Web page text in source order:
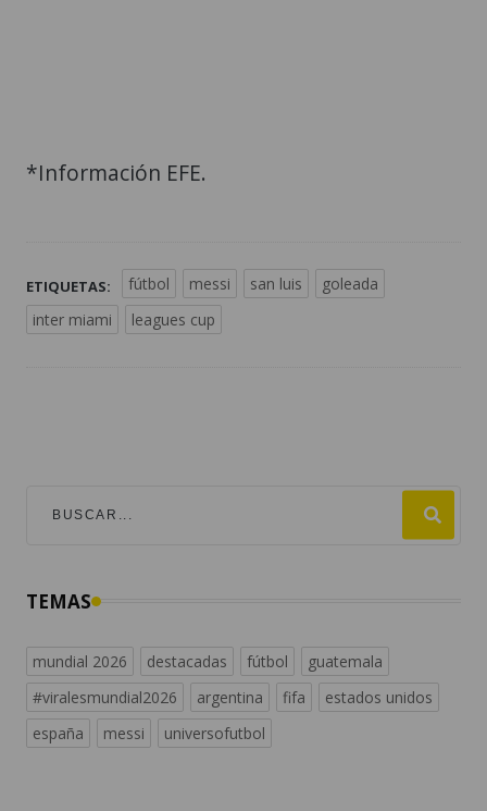
*Información EFE.
ETIQUETAS: fútbol messi san luis
goleada
inter miami
leagues cup
TEMAS
mundial 2026 destacadas fútbol
guatemala
#viralesmundial2026
argentina fifa
estados unidos
españa
messi universofutbol